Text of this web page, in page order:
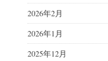
2026年2月
2026年1月
2025年12月